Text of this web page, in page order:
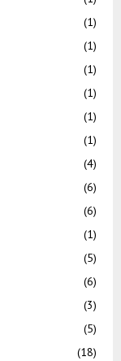
(1)
(1)
(1)
(1)
(1)
(1)
(4)
(6)
(6)
(1)
(5)
(6)
(3)
(5)
(18)